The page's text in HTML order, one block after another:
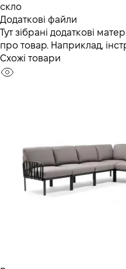
скло
Додаткові файли
Тут зібрані додаткові
про товар. Наприклад,
Схожі товари